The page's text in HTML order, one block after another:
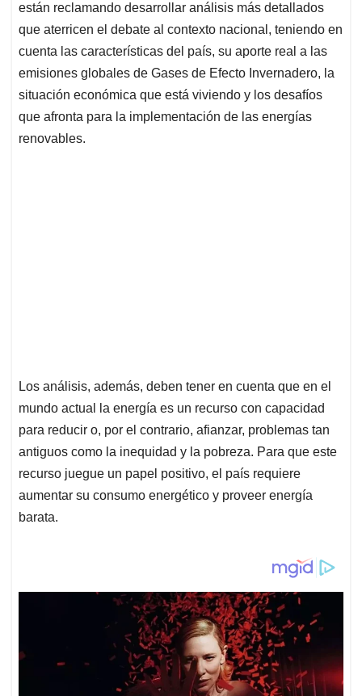
están reclamando desarrollar análisis más detallados
que aterricen el debate al contexto nacional, teniendo en
cuenta las características del país, su aporte real a las
emisiones globales de Gases de Efecto Invernadero, la
situación económica que está viviendo y los desafíos
que afronta para la implementación de las energías
renovables.
Los análisis, además, deben tener en cuenta que en el
mundo actual la energía es un recurso con capacidad
para reducir o, por el contrario, afianzar, problemas tan
antiguos como la inequidad y la pobreza. Para que este
recurso juegue un papel positivo, el país requiere
aumentar su consumo energético y proveer energía
barata.